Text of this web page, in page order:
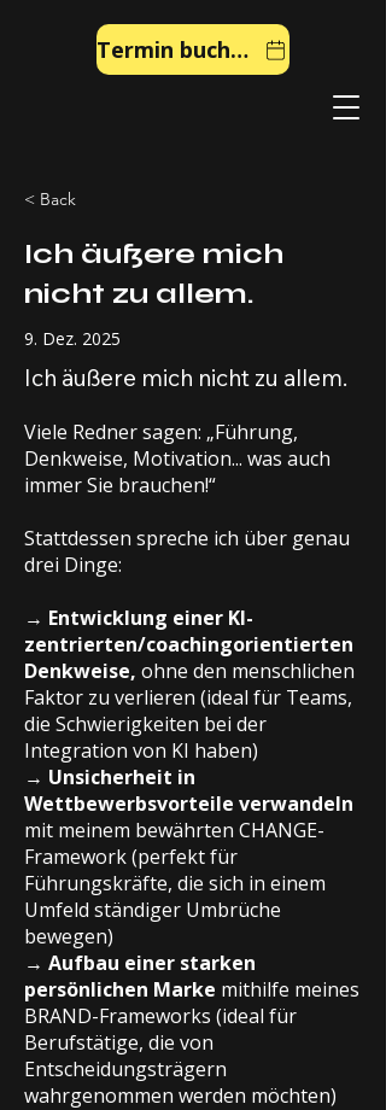
Termin buchen
< Back
Ich äußere mich
nicht zu allem.
9. Dez. 2025
Ich äußere mich nicht zu allem.
Viele Redner sagen: „Führung,
Denkweise, Motivation... was auch
immer Sie brauchen!“
Stattdessen spreche ich über genau
drei Dinge:
→ Entwicklung einer KI-
zentrierten/coachingorientierten
Denkweise, ohne den menschlichen
Faktor zu verlieren (ideal für Teams,
die Schwierigkeiten bei der
Integration von KI haben)
→ Unsicherheit in
Wettbewerbsvorteile verwandeln
mit meinem bewährten CHANGE-
Framework (perfekt für
Führungskräfte, die sich in einem
Umfeld ständiger Umbrüche
bewegen)
→ Aufbau einer starken
persönlichen Marke mithilfe meines
BRAND-Frameworks (ideal für
Berufstätige, die von
Entscheidungsträgern
wahrgenommen werden möchten)